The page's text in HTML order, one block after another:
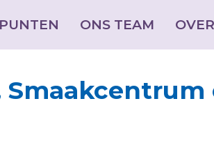
ONS TEAM
Smaakcentrum
ONS TEAM